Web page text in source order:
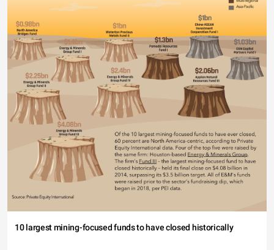
10 largest mining-focused funds to have closed historically